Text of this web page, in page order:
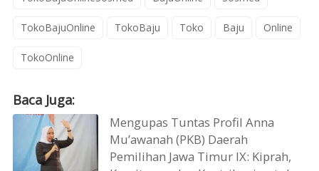
TokoBajuOnline TokoBaju Toko Baju Online
TokoOnline
Baca Juga:
Mengupas Tuntas Profil Anna
Mu’awanah (PKB) Daerah
Pemilihan Jawa Timur IX: Kiprah,